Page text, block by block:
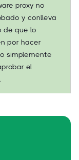
proxy no
y conlleva
de que lo
por hacer
simplemente
el